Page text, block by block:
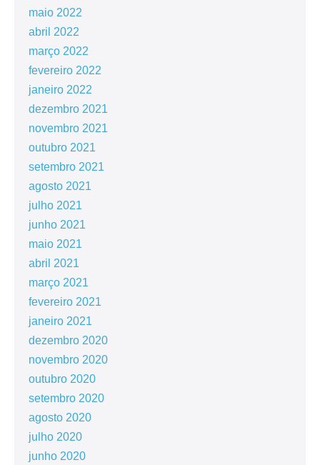
maio 2022
abril 2022
março 2022
fevereiro 2022
janeiro 2022
dezembro 2021
novembro 2021
outubro 2021
setembro 2021
agosto 2021
julho 2021
junho 2021
maio 2021
abril 2021
março 2021
fevereiro 2021
janeiro 2021
dezembro 2020
novembro 2020
outubro 2020
setembro 2020
agosto 2020
julho 2020
junho 2020